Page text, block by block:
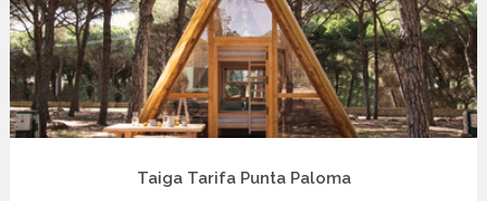
Taiga Tarifa Punta Paloma